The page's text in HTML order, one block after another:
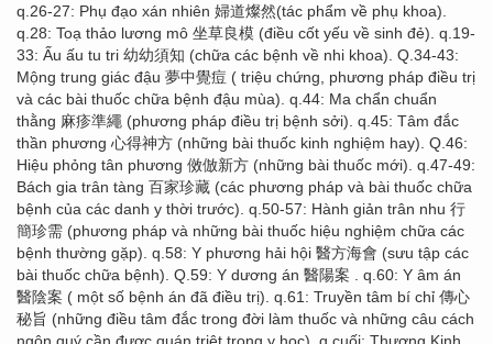
q.26-27: Phụ đạo xán nhiên 婦道燦然(tác phẩm về phụ khoa).
q.28: Toạ thảo lương mô 坐草良模 (điều cốt yếu về sinh đẻ). q.19-
33: Ấu ấu tu tri 幼幼須知 (chữa các bệnh về nhi khoa). Q.34-43:
Mộng trung giác đậu 夢中覺痘 ( triệu chứng, phương pháp điều trị
và các bài thuốc chữa bệnh đậu mùa). q.44: Ma chẩn chuẩn
thằng 麻疹準繩 (phương pháp điều trị bệnh sởi). q.45: Tâm đắc
thần phương 心得神方 (những bài thuốc kinh nghiệm hay). Q.46:
Hiệu phỏng tân phương 傚倣新方 (những bài thuốc mới). q.47-49:
Bách gia trân tàng 百家珍藏 (các phương pháp và bài thuốc chữa
bệnh của các danh y thời trước). q.50-57: Hành giản trân nhu 行
簡珍需 (phương pháp và những bài thuốc hiệu nghiệm chữa các
bệnh thường gặp). q.58: Y phương hải hội 醫方海會 (sưu tập các
bài thuốc chữa bệnh). Q.59: Y dương án 醫陽案 . q.60: Y âm án
醫陰案 ( một số bệnh án đã điều trị). q.61: Truyền tâm bí chỉ 傳心
秘旨 (những điều tâm đắc trong đời làm thuốc và những câu cách